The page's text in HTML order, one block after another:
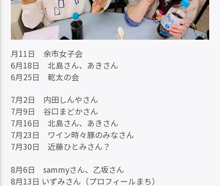
月11日 余市女子会
6月18日 北島さん、あきさん
6月25日 乾太の会
7月2日 内田しんやさん
7月9日 谷口まどかさん
7月16日 北島さん、あきさん
7月23日 ワイン時々豚のみなさん
7月30日 近藤ひとみさん？
8月6日 sammyさん、乙坂さん
8月13日 いずみさん（プロフィールまち）